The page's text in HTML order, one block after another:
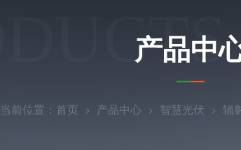
产品中
当前位置： 首页 产品中心 智慧光伏 辐